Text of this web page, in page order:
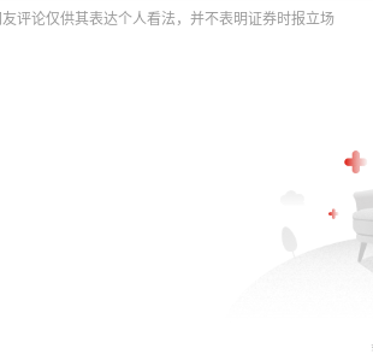
友评论仅供其表达个人看法，并不表明证券时报立场